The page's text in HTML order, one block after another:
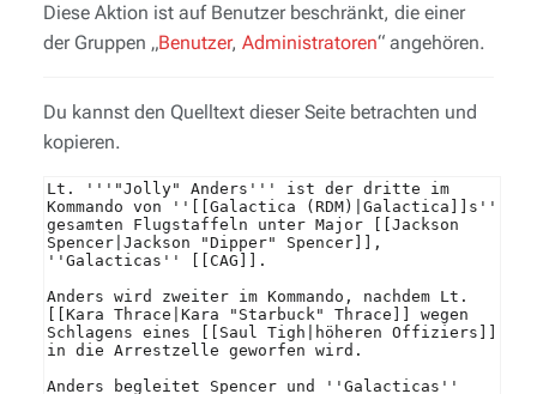
Diese Aktion ist auf Benutzer beschränkt, die einer
der Gruppen „Benutzer, Administratoren“ angehören.
Du kannst den Quelltext dieser Seite betrachten und
kopieren.